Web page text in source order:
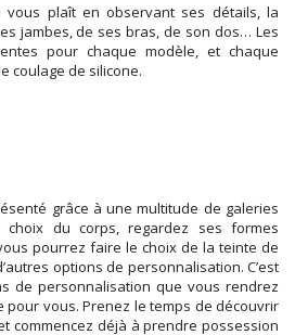
vous plaît en observant ses détails, la
jambes, de ses bras, de son dos… Les
pour chaque modèle, et chaque
coulage de silicone.
grâce à une multitude de galeries
du corps, regardez ses formes
pourrez faire le choix de la teinte de
options de personnalisation. C’est
de personnalisation que vous rendrez
vous. Prenez le temps de découvrir
commencez déjà à prendre possession